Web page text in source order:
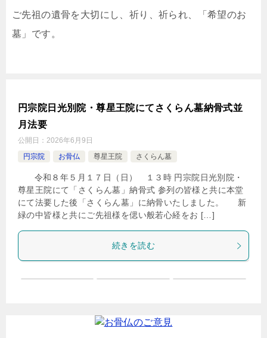
ご先祖の遺骨を大切にし、祈り、祈られ、「希望のお
墓」です。
円宗院日光別院・尊星王院にてさくらん墓納骨式並
月法要
公開日： 2026年6月9日
円宗院
お骨仏 尊星王院 さくらん墓
令和８年５月１７日（日） １３時 円宗院日光別院・
尊星王院にて「さくらん墓」納骨式 参列の皆様と共に本堂
にて法要した後「さくらん墓」に納骨いたしました。 新
緑の中皆様と共にご先祖様を偲い般若心経をお […]
続きを読む